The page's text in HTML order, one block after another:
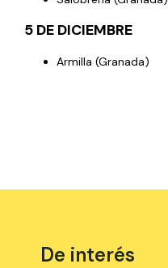
5 DE DICIEMBRE
Armilla (Granada)
De interés